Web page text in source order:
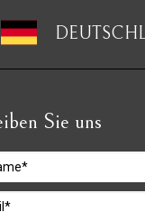
Sie uns